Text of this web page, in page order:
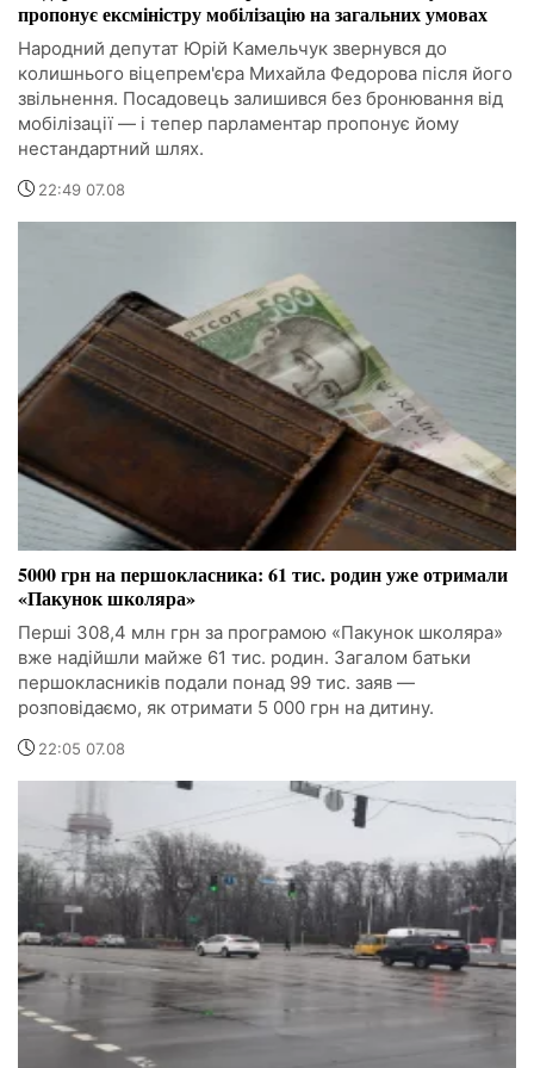
пропонує ексміністру мобілізацію на загальних умовах
Народний депутат Юрій Камельчук звернувся до
колишнього віцепрем'єра Михайла Федорова після його
звільнення. Посадовець залишився без бронювання від
мобілізації — і тепер парламентар пропонує йому
нестандартний шлях.
22:49 07.08
5000 грн на першокласника: 61 тис. родин уже отримали
«Пакунок школяра»
Перші 308,4 млн грн за програмою «Пакунок школяра»
вже надійшли майже 61 тис. родин. Загалом батьки
першокласників подали понад 99 тис. заяв —
розповідаємо, як отримати 5 000 грн на дитину.
22:05 07.08